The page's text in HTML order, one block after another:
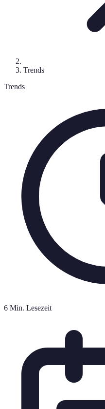
Trends
Trends
6 Min. Lesezeit